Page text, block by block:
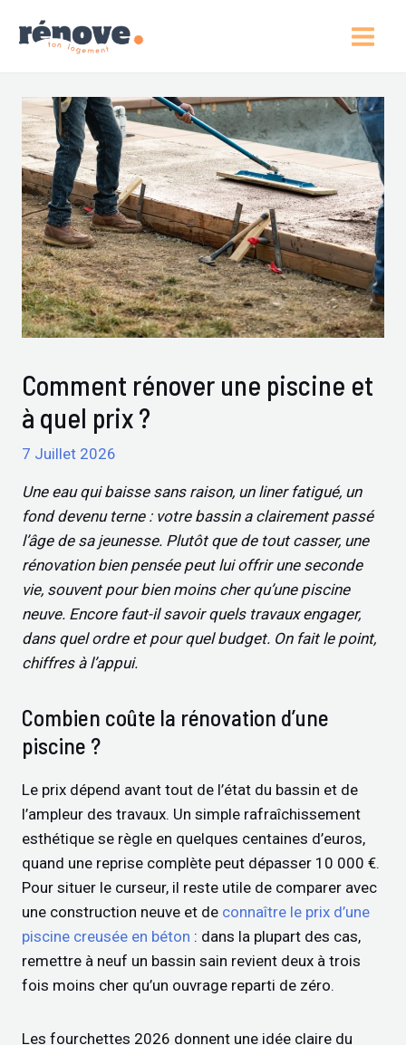
Main
Comment rénover une piscine et
à quel prix ?
7 Juillet 2026
Une eau qui baisse sans raison, un liner fatigué, un
fond devenu terne : votre bassin a clairement passé
l’âge de sa jeunesse. Plutôt que de tout casser, une
rénovation bien pensée peut lui offrir une seconde
vie, souvent pour bien moins cher qu’une piscine
neuve. Encore faut-il savoir quels travaux engager,
dans quel ordre et pour quel budget. On fait le point,
chiffres à l’appui.
Combien coûte la rénovation d’une
piscine ?
Le prix dépend avant tout de l’état du bassin et de
l’ampleur des travaux. Un simple rafraîchissement
esthétique se règle en quelques centaines d’euros,
quand une reprise complète peut dépasser 10 000 €.
Pour situer le curseur, il reste utile de comparer avec
une construction neuve et de connaître le prix d’une
piscine creusée en béton : dans la plupart des cas,
remettre à neuf un bassin sain revient deux à trois
fois moins cher qu’un ouvrage reparti de zéro.
Les fourchettes 2026 donnent une idée claire du
Navigation